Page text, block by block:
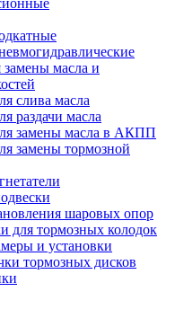
масла и
слива масла
раздачи масла
замены масла в АКПП
замены тормозной
шаровых опор
для тормозных колодок
и установки
тормозных дисков